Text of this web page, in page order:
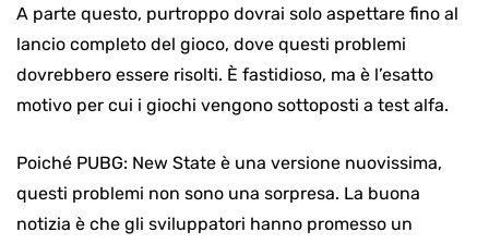
A parte questo, purtroppo dovrai solo aspettare fino al
lancio completo del gioco, dove questi problemi
dovrebbero essere risolti. È fastidioso, ma è l’esatto
motivo per cui i giochi vengono sottoposti a test alfa.
Poiché PUBG: New State è una versione nuovissima,
questi problemi non sono una sorpresa. La buona
notizia è che gli sviluppatori hanno promesso un